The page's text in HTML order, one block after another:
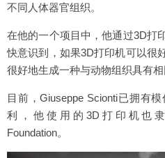
不同人体器官组织。
在他的一个项目中，他通过3D打
快意识到，如果3D打印机可以很
很好地生成一种与动物组织具有相
目前，Giuseppe Scionti已拥有
利，他使用的3D打印机也
Foundation。